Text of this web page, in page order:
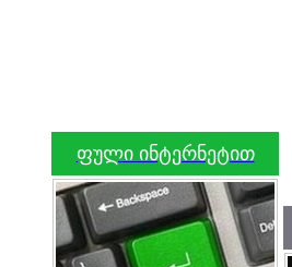
ფული ინტერნეტით